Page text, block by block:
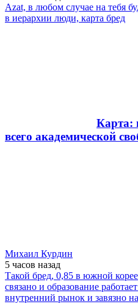
Azat, в любом случае на тебя
в иерархии люди, карта бред
Карта:
всего академической
Михаил Курдин
5 часов назад
Такой бред, 0,85 в южной
связано и образование
внутренний рынок и завязно